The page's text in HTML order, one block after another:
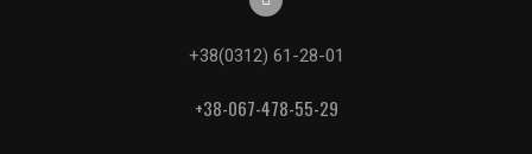
+38(0312) 61-28-01
+38-067-478-55-29